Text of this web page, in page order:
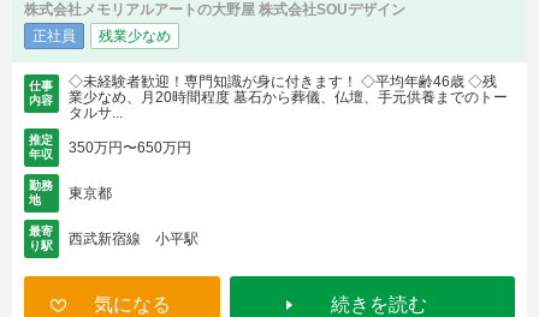
株式会社メモリアルアートの大野屋 株式会社SOUデザイン
正社員
残業少なめ
仕事
内容
◇未経験者歓迎！専門知識が身に付きます！ ◇平均年齢46歳 ◇残
業少なめ、月20時間程度 墓石から葬儀、仏壇、手元供養までのトー
タルサ...
推定
年収
350万円〜650万円
勤務
地
東京都
最寄
り駅
西武新宿線 小平駅
気になる 続きを読む